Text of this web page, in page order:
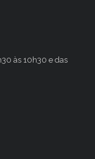
às 10h30 e das